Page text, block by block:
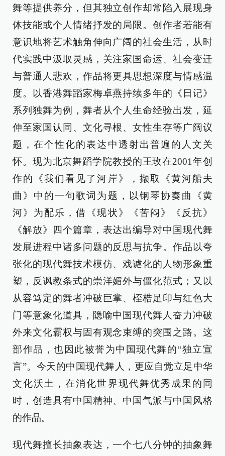
舞等提供养分，但其独立创作却常陷入展现身
体技能或个人情绪抒发的局限。创作者若能有
意识地将艺术触角伸向广阔的社会生活，从时
代实践中汲取灵感，关注家国命运、社会变迁
与普通人悲欢，作品将更具思想深度与情感温
度。以香港舞蹈家梅卓燕持续多年的《日记》
系列独舞为例，舞者从个人生命经验出发，延
伸至家国认同、文化寻根、女性生存等广阔议
题，在个性化的表达中透射出普遍的人文关
怀。现为北京舞蹈学院教授的王玫在2001年创
作的《我们看见了河岸》，撷取《黄河船夫
曲》中的一句歌词为题，以钢琴协奏曲《黄
河》为配乐，借《现状》《苦闷》《反抗》
《解放》四个篇章，表达出编导对中国现代舞
发展进程中诸多问题的反思与抗争。作品以夸
张化的现代舞技术模仿、戏谑化的人物形象重
塑，反讽教条式的崇洋媚外与僵化范式；又以
从容笃定的舞者冲破巨掌、桎梏足印与红色大
门等意象化道具，隐喻中国现代舞人奋力冲破
外来文化霸权与固有观念束缚的突围之路。这
部作品，也因此被誉为中国现代舞的“独立宣
言”。今天的中国现代舞人，更应自觉立足中华
文化沃土，在消化世界现代舞优秀成果的同
时，创造具有中国精神、中国气派与中国风格
的作品。
现代舞擅长抽象表达，一个七八分钟的抽象舞